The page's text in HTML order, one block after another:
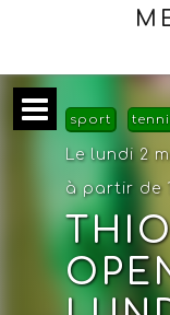
sport
Le lundi 2
à partir de